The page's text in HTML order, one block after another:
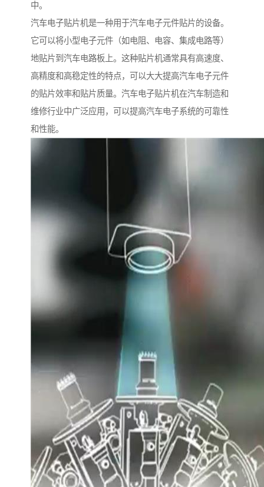
中。
汽车电子贴片机是一种用于汽车电子元件贴片的设备。
它可以将小型电子元件（如电阻、电容、集成电路等）
地贴片到汽车电路板上。这种贴片机通常具有高速度、
高精度和高稳定性的特点，可以大大提高汽车电子元件
的贴片效率和贴片质量。汽车电子贴片机在汽车制造和
维修行业中广泛应用，可以提高汽车电子系统的可靠性
和性能。